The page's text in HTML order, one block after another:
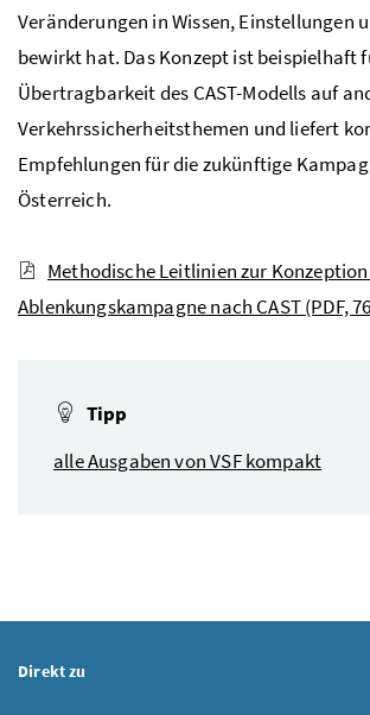
Veränderungen in Wissen, Einstellungen
bewirkt hat. Das Konzept ist beispielhaft
Übertragbarkeit des CAST-Modells auf
Verkehrssicherheitsthemen und liefert
Empfehlungen für die zukünftige
Österreich.
Methodische Leitlinien zur
Ablenkungskampagne nach CAST(PDF,
Tipp
alle Ausgaben von VSF kompakt
Direkt zu